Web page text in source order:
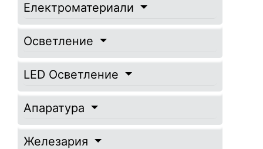
Електроматериали
Осветление
LED Осветление
Апаратура
Железария